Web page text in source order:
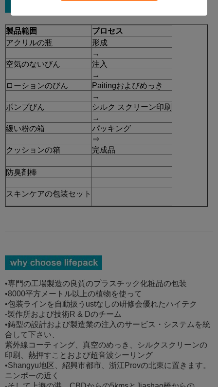
製品範囲
プロセス
アクリルの瓶
形成
→
空気のないびん
注入
→
ローションのびん
Paitingおよびめっき
→
ポンプびん
シルク スクリーン印刷
→
緩い粉の箱
パッキング
⇒
クッションの箱
完成品
防臭剤棒
スキンケアの包装セット
•専門の工場製造の良質のプラスチック化粧品の包装
•8000平方メートル以上の植物を使って
•包装ラインを自動扱うustなしの研修会優れたハイテク
-製作所および技術R & Dのチーム
•鋳型の設計および製造業の注入のサービス・システムを統
合して下さい、
紫外線コーティング、真空のめっき、シルクスクリーンの
印刷、熱押すことおよび超音波シーリング
•Shangyu地区、紹興市都市、浙江Provの北東に置きます。
ニンポーの近く